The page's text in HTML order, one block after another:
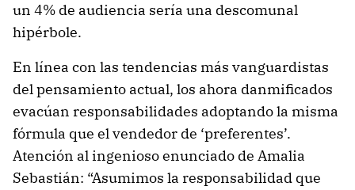
un 4% de audiencia sería una descomunal
hipérbole.
En línea con las tendencias más vanguardistas
del pensamiento actual, los ahora danmificados
evacúan responsabilidades adoptando la misma
fórmula que el vendedor de ‘preferentes’.
Atención al ingenioso enunciado de Amalia
Sebastián: “Asumimos la responsabilidad que